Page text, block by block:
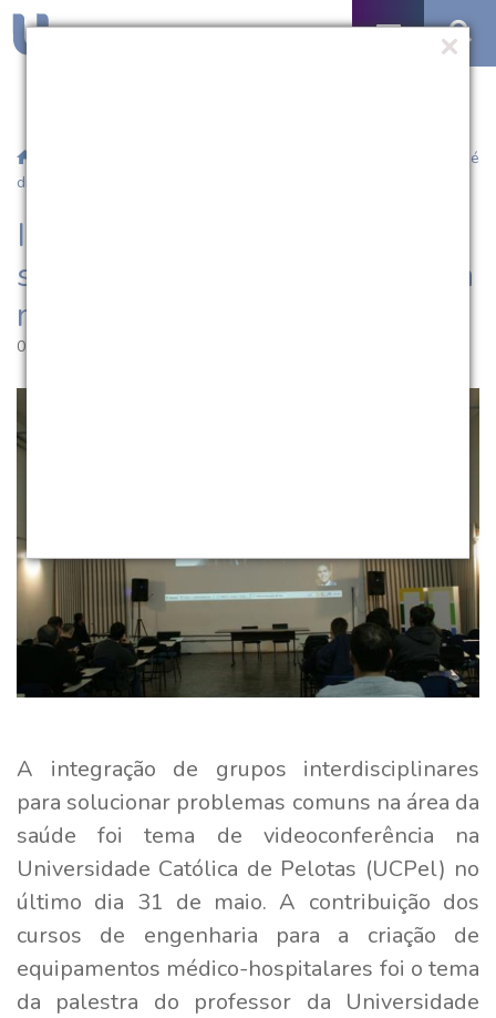
/ Integração entre as áreas de saúde e engenharia é
discutida na UCPel
Integração entre as áreas de
saúde e engenharia é discutida
na UCPel
07.06.2016 | 18:55
A integração de grupos interdisciplinares
para solucionar problemas comuns na área da
saúde foi tema de videoconferência na
Universidade Católica de Pelotas (UCPel) no
último dia 31 de maio. A contribuição dos
cursos de engenharia para a criação de
equipamentos médico-hospitalares foi o tema
da palestra do professor da Universidade